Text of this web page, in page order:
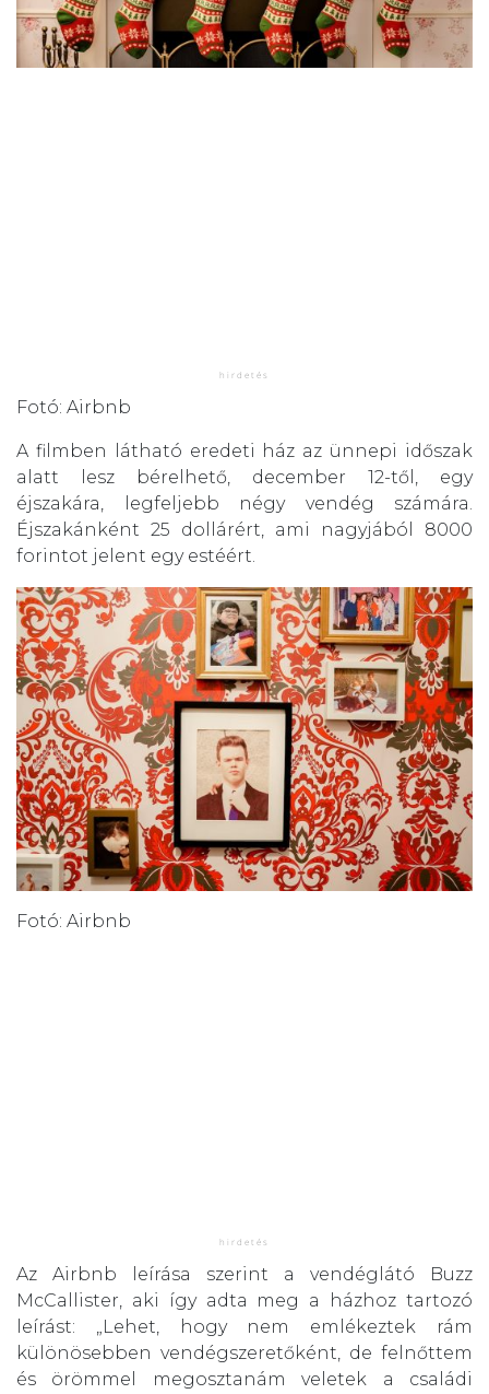
Fotó: Airbnb
A filmben látható eredeti ház az ünnepi időszak
alatt lesz bérelhető, december 12-től, egy
éjszakára, legfeljebb négy vendég számára.
Éjszakánként 25 dollárért, ami nagyjából 8000
forintot jelent egy estéért.
Fotó: Airbnb
Az Airbnb leírása szerint a vendéglátó Buzz
McCallister, aki így adta meg a házhoz tartozó
leírást: „Lehet, hogy nem emlékeztek rám
különösebben vendégszeretőként, de felnőttem
és örömmel megosztanám veletek a családi